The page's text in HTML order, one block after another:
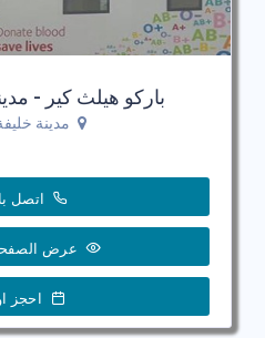
باركو هيلث كير -
مدينة
اتصل
عرض
احجز